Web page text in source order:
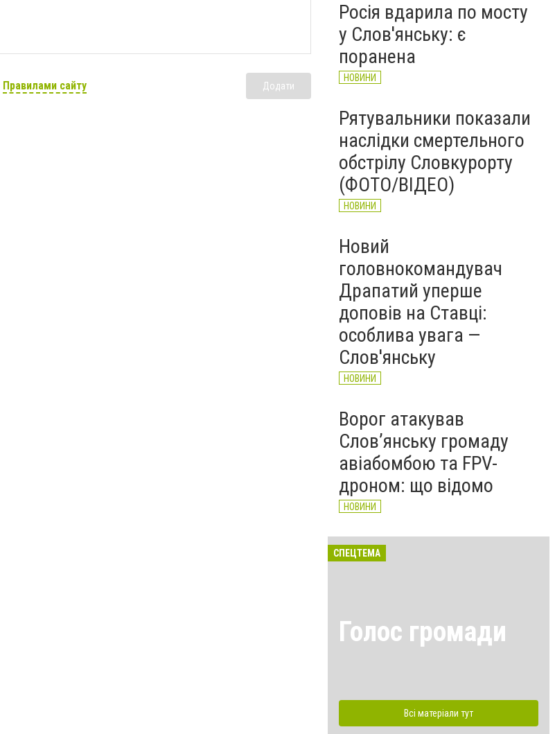
Правилами сайту Додати
Росія вдарила по мосту
у Слов'янську: є
поранена
НОВИНИ
Рятувальники показали
наслідки смертельного
обстрілу Словкурорту
(ФОТО/ВІДЕО)
НОВИНИ
Новий
головнокомандувач
Драпатий уперше
доповів на Ставці:
особлива увага —
Слов'янську
НОВИНИ
Ворог атакував
Слов’янську громаду
авіабомбою та FPV-
дроном: що відомо
НОВИНИ
СПЕЦТЕМА
Голос громади
Всі матеріали тут